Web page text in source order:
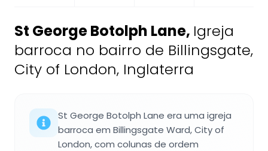
St George Botolph Lane, Igreja
barroca no bairro de Billingsgate,
City of London, Inglaterra
St George Botolph Lane era uma igreja
barroca em Billingsgate Ward, City of
London, com colunas de ordem